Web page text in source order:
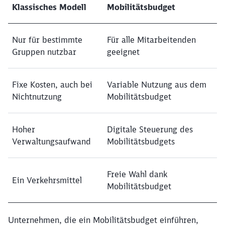
Klassisches Modell Mobilitätsbudget
Nur für bestimmte
Gruppen nutzbar
Für alle Mitarbeitenden
geeignet
Fixe Kosten, auch bei
Nichtnutzung
Variable Nutzung aus dem
Mobilitätsbudget
Hoher
Verwaltungsaufwand
Digitale Steuerung des
Mobilitätsbudgets
Ein Verkehrsmittel
Freie Wahl dank
Mobilitätsbudget
Unternehmen, die ein Mobilitätsbudget einführen,